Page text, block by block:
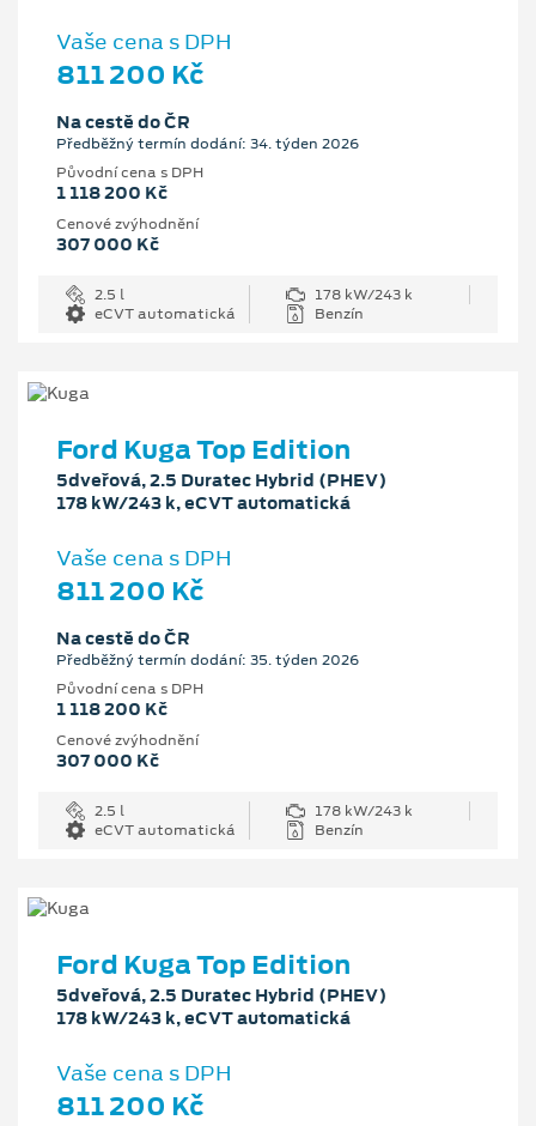
Vaše cena s DPH
811 200 Kč
Na cestě do ČR
Předběžný termín dodání: 34. týden 2026
Původní cena s DPH
1 118 200 Kč
Cenové zvýhodnění
307 000 Kč
2.5 l
178 kW/243 k
eCVT automatická
Benzín
Ford Kuga Top Edition
5dveřová, 2.5 Duratec Hybrid (PHEV)
178 kW/243 k, eCVT automatická
Vaše cena s DPH
811 200 Kč
Na cestě do ČR
Předběžný termín dodání: 35. týden 2026
Původní cena s DPH
1 118 200 Kč
Cenové zvýhodnění
307 000 Kč
2.5 l
178 kW/243 k
eCVT automatická
Benzín
Ford Kuga Top Edition
5dveřová, 2.5 Duratec Hybrid (PHEV)
178 kW/243 k, eCVT automatická
Vaše cena s DPH
811 200 Kč